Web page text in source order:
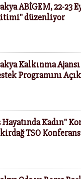
ABİGEM, 22-23
düzenliyor
Kalkınma
Programını
Hayatında Kadın"
TSO